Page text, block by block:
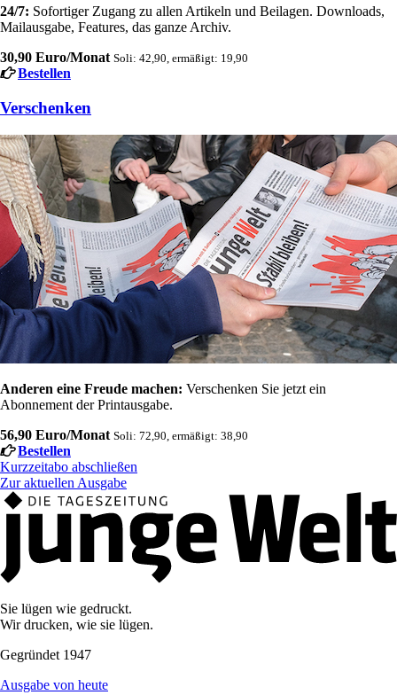
24/7: Sofortiger Zugang zu allen Artikeln und Beilagen. Downloads,
Mailausgabe, Features, das ganze Archiv.
30,90 Euro/Monat Soli: 42,90, ermäßigt: 19,90
Bestellen
Verschenken
Anderen eine Freude machen: Verschenken Sie jetzt ein
Abonnement der Printausgabe.
56,90 Euro/Monat Soli: 72,90, ermäßigt: 38,90
Bestellen
Kurzzeitabo abschließen
Zur aktuellen Ausgabe
Sie lügen wie gedruckt.
Wir drucken, wie sie lügen.
Gegründet 1947
Ausgabe von heute